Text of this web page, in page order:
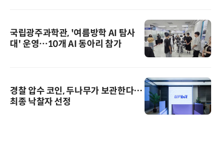
국립광주과학관, '여름방학 AI 탐사
대' 운영…10개 AI 동아리 참가
경찰 압수 코인, 두나무가 보관한다…
최종 낙찰자 선정